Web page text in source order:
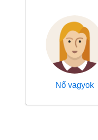
Nő vagyok